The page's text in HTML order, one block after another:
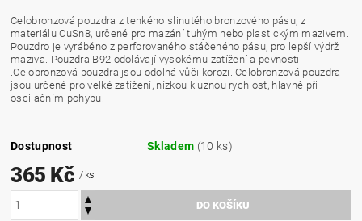
Celobronzová pouzdra z tenkého slinutého bronzového pásu, z
materiálu CuSn8, určené pro mazání tuhým nebo plastickým mazivem.
Pouzdro je vyráběno z perforovaného stáčeného pásu, pro lepší výdrž
maziva. Pouzdra B92 odolávají vysokému zatížení a pevnosti
.Celobronzová pouzdra jsou odolná vůči korozi. Celobronzová pouzdra
jsou určené pro velké zatížení, nízkou kluznou rychlost, hlavně při
oscilačním pohybu.
Dostupnost Skladem (10 ks)
365 Kč / ks